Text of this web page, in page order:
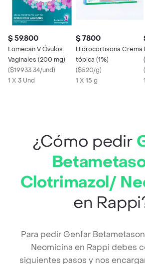
$ 59.800
Lomecan V Óvulos
Vaginales (200 mg)
($19933.34/und)
1 X 3 Und
$ 7800
Hidrocortisona Crema
tópica (1%)
($520/g)
1 X 15 g
(
¿Cómo pedir
Clotrimazol/
en
Para pedir Genfar
Neomicina en Rappi debes
siguientes pasos y nos